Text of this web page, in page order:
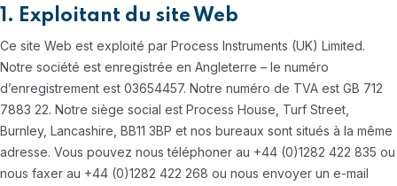
1. Exploitant du site Web
Ce site Web est exploité par Process Instruments (UK) Limited.
Notre société est enregistrée en Angleterre – le numéro
d’enregistrement est 03654457. Notre numéro de TVA est GB 712
7883 22. Notre siège social est Process House, Turf Street,
Burnley, Lancashire, BB11 3BP et nos bureaux sont situés à la même
adresse. Vous pouvez nous téléphoner au +44 (0)1282 422 835 ou
nous faxer au +44 (0)1282 422 268 ou nous envoyer un e-mail